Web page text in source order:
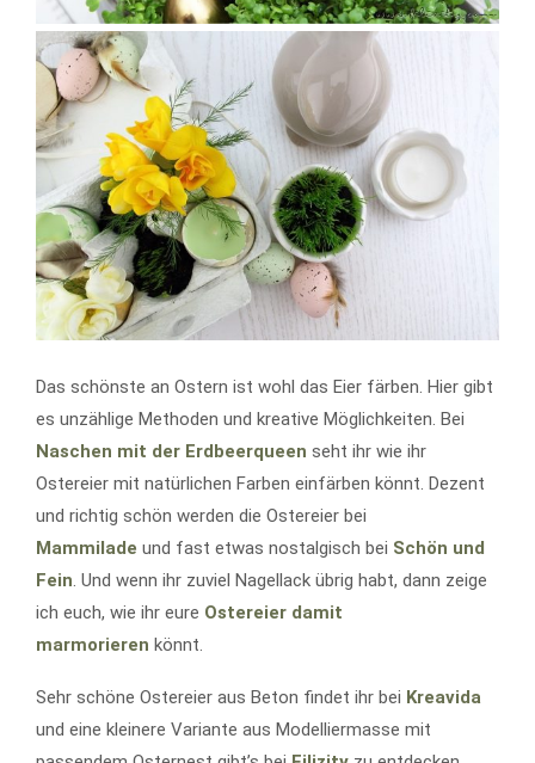
Das schönste an Ostern ist wohl das Eier färben. Hier gibt
es unzählige Methoden und kreative Möglichkeiten. Bei
Naschen mit der Erdbeerqueen seht ihr wie ihr
Ostereier mit natürlichen Farben einfärben könnt. Dezent
und richtig schön werden die Ostereier bei
Mammilade und fast etwas nostalgisch bei Schön und
Fein. Und wenn ihr zuviel Nagellack übrig habt, dann zeige
ich euch, wie ihr eure Ostereier damit
marmorieren könnt.
Sehr schöne Ostereier aus Beton findet ihr bei Kreavida
und eine kleinere Variante aus Modelliermasse mit